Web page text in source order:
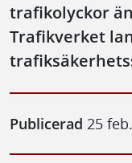
trafikolyckor
Trafikverket
Publicerad 25